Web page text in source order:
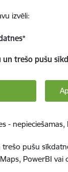
izvēli:
*
un trešo pušu
-
pušu
PowerBI vai